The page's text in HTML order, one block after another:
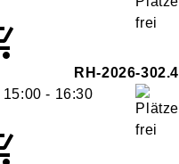
RH-2026-302.4
15:00 - 16:30